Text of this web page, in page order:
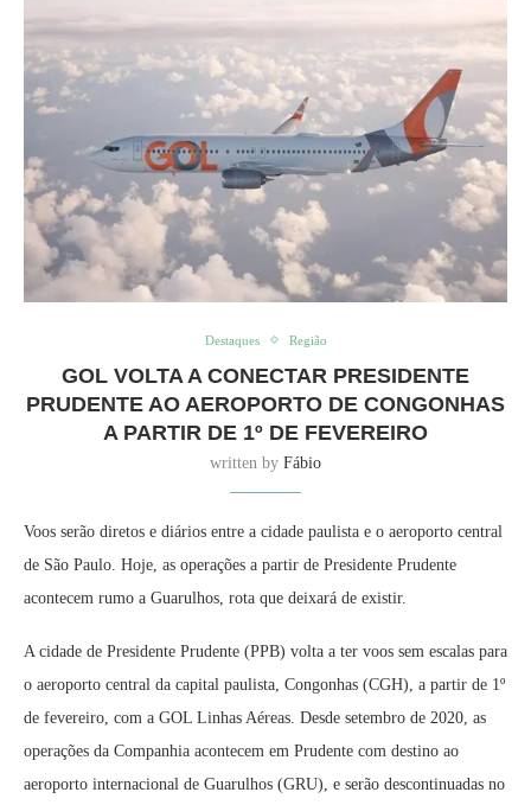
Destaques Região
GOL VOLTA A CONECTAR PRESIDENTE
PRUDENTE AO AEROPORTO DE CONGONHAS
A PARTIR DE 1º DE FEVEREIRO
written by Fábio
Voos serão diretos e diários entre a cidade paulista e o aeroporto central
de São Paulo. Hoje, as operações a partir de Presidente Prudente
acontecem rumo a Guarulhos, rota que deixará de existir.
A cidade de Presidente Prudente (PPB) volta a ter voos sem escalas para
o aeroporto central da capital paulista, Congonhas (CGH), a partir de 1º
de fevereiro, com a GOL Linhas Aéreas. Desde setembro de 2020, as
operações da Companhia acontecem em Prudente com destino ao
aeroporto internacional de Guarulhos (GRU), e serão descontinuadas no